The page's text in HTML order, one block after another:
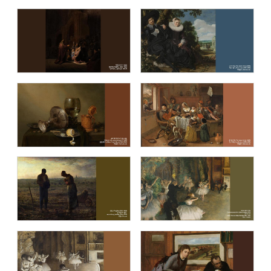
명화 (Masterpiece)
이중섭 컬렉션 (The Collection of
Jung-Seob Lee)
블루캔버스 명화추천1 블루캔버스 명화추천2
블루캔버스 명화추천3 블루캔버스 명화추천4
블루캔버스 명화추천5 블루캔버스 명화추천6